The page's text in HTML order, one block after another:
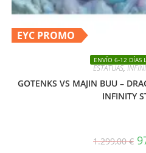
EYC PROMO
ENVÍO 6-12 DÍAS
ESTATUAS,
GOTENKS VS MAJIN BUU –
INFINITY
1.299,00€ El